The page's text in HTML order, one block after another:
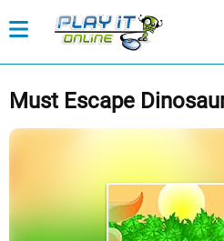
Must Escape